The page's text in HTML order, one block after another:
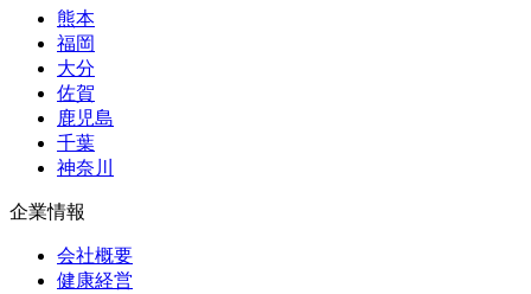
熊本
福岡
大分
佐賀
鹿児島
千葉
神奈川
企業情報
会社概要
健康経営